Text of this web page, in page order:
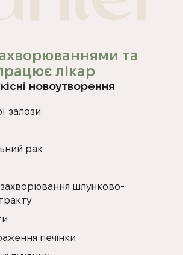
та
лікар
новоутворення
залози
рак
захворювання шлунково-
печінки